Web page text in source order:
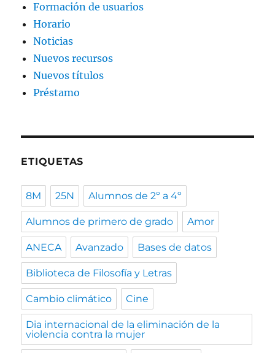
Formación de usuarios
Horario
Noticias
Nuevos recursos
Nuevos títulos
Préstamo
ETIQUETAS
8M 25N Alumnos de 2º a 4º
Alumnos de primero de grado Amor
ANECA Avanzado Bases de datos
Biblioteca de Filosofía y Letras
Cambio climático Cine
Dia internacional de la eliminación de la
violencia contra la mujer